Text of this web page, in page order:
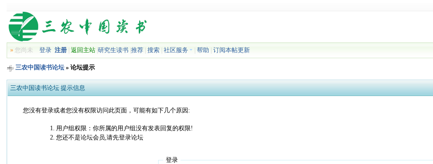
» 您尚未登录 注册 |返回主站 |研究生读书 |推荐 |搜索 |社区服务 |帮助 |订阅本帖更新
三农中国读书论坛 » 论坛提示
三农中国读书论坛 提示信息
您没有登录或者您没有权限访问此页面，可能有如下几个原因:
用户组权限：你所属的用户组没有发表回复的权限!
您还不是论坛会员,请先登录论坛
登录